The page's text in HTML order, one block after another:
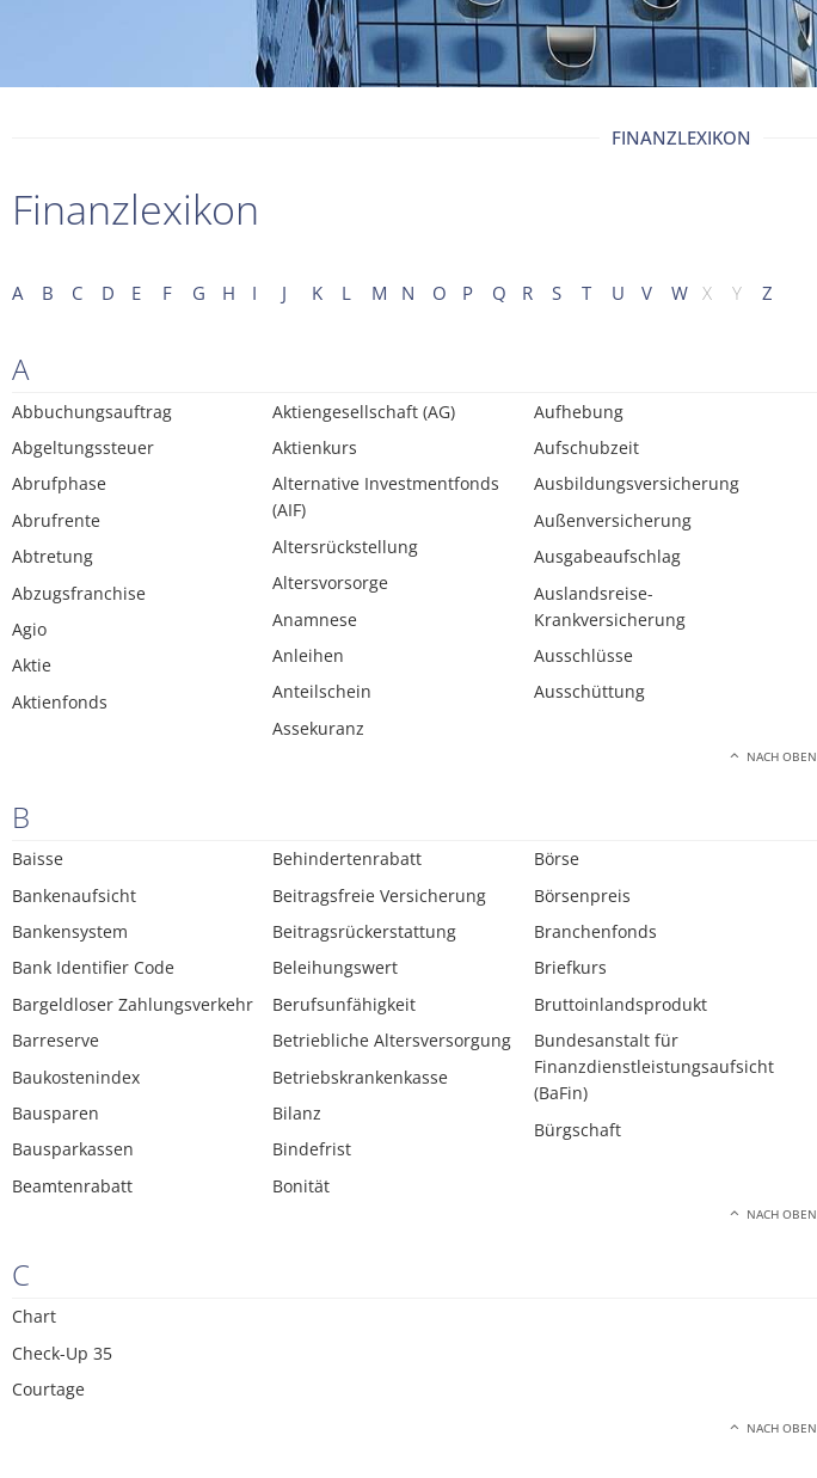
FINANZLEXIKON
Finanzlexikon
A B C D E F G H I J K L M N O P Q R S T U V W X Y Z
A
Abbuchungsauftrag
Abgeltungssteuer
Abrufphase
Abrufrente
Abtretung
Abzugsfranchise
Agio
Aktie
Aktienfonds
Aktiengesellschaft (AG)
Aktienkurs
Alternative Investmentfonds
(AIF)
Altersrückstellung
Altersvorsorge
Anamnese
Anleihen
Anteilschein
Assekuranz
Aufhebung
Aufschubzeit
Ausbildungsversicherung
Außenversicherung
Ausgabeaufschlag
Auslandsreise-
Krankversicherung
Ausschlüsse
Ausschüttung
NACH OBEN
B
Baisse
Bankenaufsicht
Bankensystem
Bank Identifier Code
Bargeldloser Zahlungsverkehr
Barreserve
Baukostenindex
Bausparen
Bausparkassen
Beamtenrabatt
Behindertenrabatt
Beitragsfreie Versicherung
Beitragsrückerstattung
Beleihungswert
Berufsunfähigkeit
Betriebliche Altersversorgung
Betriebskrankenkasse
Bilanz
Bindefrist
Bonität
Börse
Börsenpreis
Branchenfonds
Briefkurs
Bruttoinlandsprodukt
Bundesanstalt für
Finanzdienstleistungsaufsicht
(BaFin)
Bürgschaft
NACH OBEN
C
Chart
Check-Up 35
Courtage
NACH OBEN